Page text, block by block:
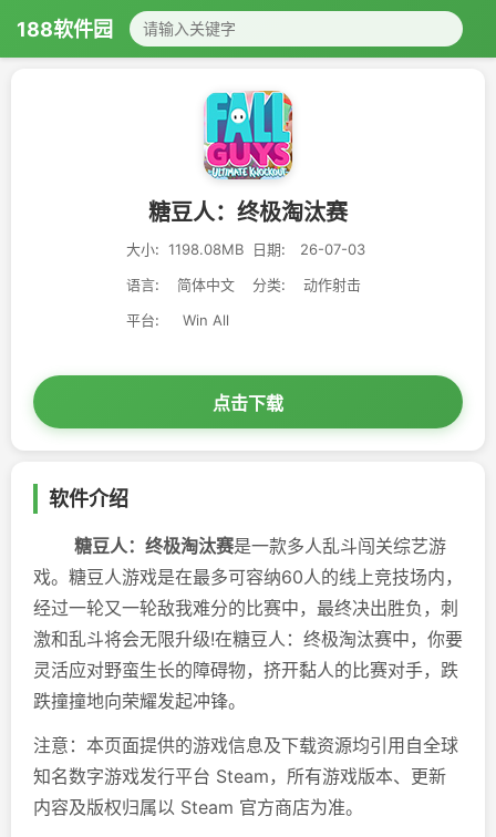
188软件园
糖豆人：终极淘汰赛
大小: 1198.08MB 日期:
26-07-03
语言:
简体中文 分类:
动作射击
平台:
Win All
点击下载
软件介绍
糖豆人：终极淘汰赛是一款多人乱斗闯关综艺游
戏。糖豆人游戏是在最多可容纳60人的线上竞技场内，
经过一轮又一轮敌我难分的比赛中，最终决出胜负，刺
激和乱斗将会无限升级!在糖豆人：终极淘汰赛中，你要
灵活应对野蛮生长的障碍物，挤开黏人的比赛对手，跌
跌撞撞地向荣耀发起冲锋。
注意：本页面提供的游戏信息及下载资源均引用自全球
知名数字游戏发行平台 Steam，所有游戏版本、更新
内容及版权归属以 Steam 官方商店为准。